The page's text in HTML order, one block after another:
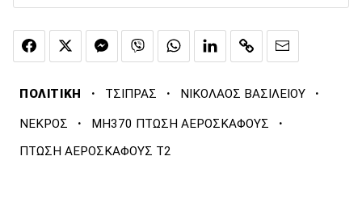
ΠΟΛΙΤΙΚΗ · ΤΣΙΠΡΑΣ · ΝΙΚΟΛΑΟΣ ΒΑΣΙΛΕΙΟΥ ·
ΝΕΚΡΟΣ · ΜΗ370 ΠΤΩΣΗ ΑΕΡΟΣΚΑΦΟΥΣ ·
ΠΤΩΣΗ ΑΕΡΟΣΚΑΦΟΥΣ Τ2